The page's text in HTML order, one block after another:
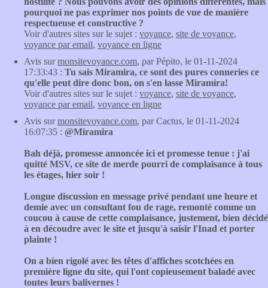
pourquoi ne pas exprimer nos points de vue de manière
respectueuse et constructive ?
Voir d'autres sites sur le sujet : voyance, site de voyance,
voyance par email, voyance en ligne
Avis surmonsitevoyance.com, par Pépito, le 01-11-2024
17:33:43 : Tu sais Miramira, ce sont des pures conneries ce
qu'elle peut dire donc bon, on s'en lasse Miramira!
Voir d'autres sites sur le sujet : voyance, site de voyance,
voyance par email, voyance en ligne
Avis surmonsitevoyance.com, par Cactus, le 01-11-2024
16:07:35 : @Miramira
Bah déjà, promesse annoncée ici et promesse tenue : j'ai
quitté MSV, ce site de merde pourri de complaisance à tous
les étages, hier soir !
Longue discussion en message privé pendant une heure et
demie avec un consultant fou de rage, remonté comme un
coucou à cause de cette complaisance, justement, bien décidé
à en découdre avec le site et jusqu'à saisir l'Inad et porter
plainte !
On a bien rigolé avec les têtes d'affiches scotchées en
première ligne du site, qui l'ont copieusement baladé avec
toutes leurs balivernes !